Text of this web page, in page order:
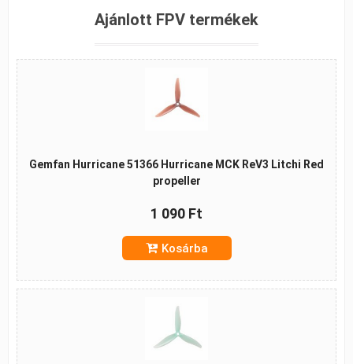
Ajánlott FPV termékek
Gemfan Hurricane 51366 Hurricane MCK ReV3 Litchi Red
propeller
1 090 Ft
Kosárba